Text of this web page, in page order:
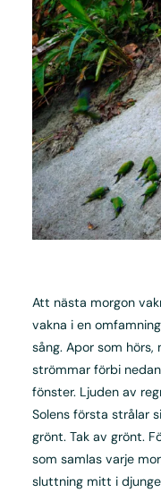
Att nästa morgon
vakna i en
sång. Apor som
strömmar förbi
fönster. Ljuden av
Solens första strålar
grönt. Tak av grönt.
som samlas varje
sluttning mitt i